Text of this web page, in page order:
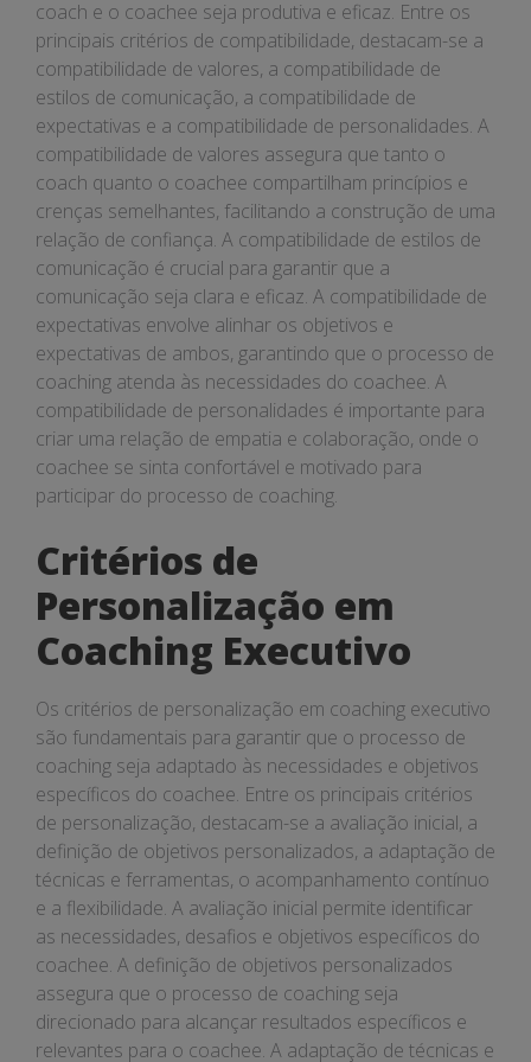
coach e o coachee seja produtiva e eficaz. Entre os
principais critérios de compatibilidade, destacam-se a
compatibilidade de valores, a compatibilidade de
estilos de comunicação, a compatibilidade de
expectativas e a compatibilidade de personalidades. A
compatibilidade de valores assegura que tanto o
coach quanto o coachee compartilham princípios e
crenças semelhantes, facilitando a construção de uma
relação de confiança. A compatibilidade de estilos de
comunicação é crucial para garantir que a
comunicação seja clara e eficaz. A compatibilidade de
expectativas envolve alinhar os objetivos e
expectativas de ambos, garantindo que o processo de
coaching atenda às necessidades do coachee. A
compatibilidade de personalidades é importante para
criar uma relação de empatia e colaboração, onde o
coachee se sinta confortável e motivado para
participar do processo de coaching.
Critérios de
Personalização em
Coaching Executivo
Os critérios de personalização em coaching executivo
são fundamentais para garantir que o processo de
coaching seja adaptado às necessidades e objetivos
específicos do coachee. Entre os principais critérios
de personalização, destacam-se a avaliação inicial, a
definição de objetivos personalizados, a adaptação de
técnicas e ferramentas, o acompanhamento contínuo
e a flexibilidade. A avaliação inicial permite identificar
as necessidades, desafios e objetivos específicos do
coachee. A definição de objetivos personalizados
assegura que o processo de coaching seja
direcionado para alcançar resultados específicos e
relevantes para o coachee. A adaptação de técnicas e